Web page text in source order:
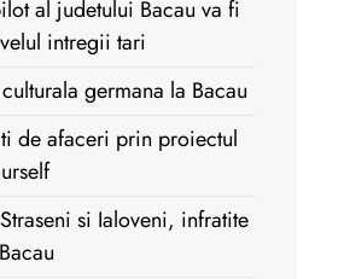
al judetului Bacau va fi
intregii tari
germana la Bacau
de afaceri prin proiectul
si Ialoveni, infratite